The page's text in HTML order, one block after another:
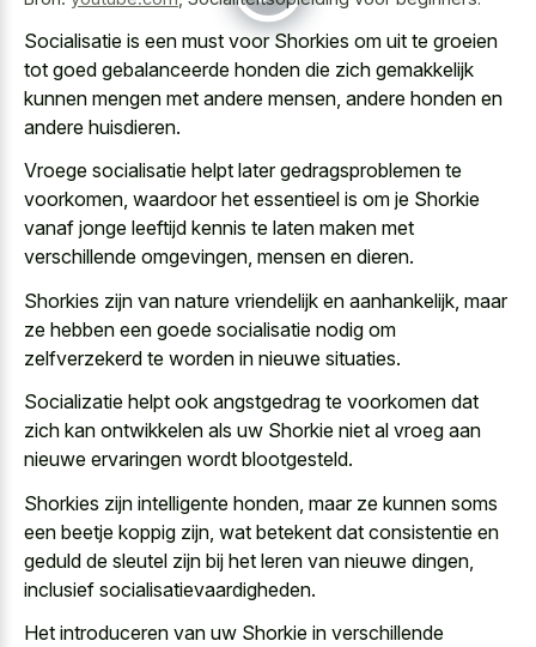
Socialisatie is een must voor Shorkies om uit te groeien
tot goed gebalanceerde honden die zich gemakkelijk
kunnen mengen met andere mensen, andere honden en
andere huisdieren.
Vroege socialisatie helpt later gedragsproblemen te
voorkomen, waardoor het essentieel is om je Shorkie
vanaf jonge leeftijd kennis te laten maken met
verschillende omgevingen, mensen en dieren.
Shorkies zijn van nature vriendelijk en aanhankelijk, maar
ze hebben een goede socialisatie nodig om
zelfverzekerd te worden in nieuwe situaties.
Socializatie helpt ook angstgedrag te voorkomen dat
zich kan ontwikkelen als uw Shorkie niet al vroeg aan
nieuwe ervaringen wordt blootgesteld.
Shorkies zijn intelligente honden, maar ze kunnen soms
een beetje koppig zijn, wat betekent dat consistentie en
geduld de sleutel zijn bij het leren van nieuwe dingen,
inclusief socialisatievaardigheden.
Het introduceren van uw Shorkie in verschillende